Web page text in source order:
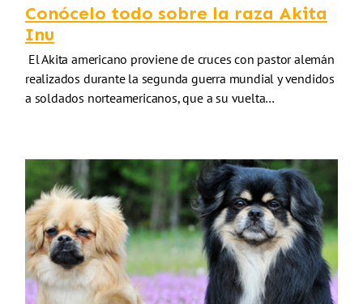
Conócelo todo sobre la raza Akita
Inu
El Akita americano proviene de cruces con pastor alemán
realizados durante la segunda guerra mundial y vendidos
a soldados norteamericanos, que a su vuelta…